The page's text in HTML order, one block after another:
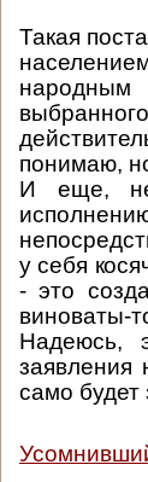
Такая
народным
понимаю,
И еще,
у себя
- это
виноваты-
Надеюсь,
заявления
само будет